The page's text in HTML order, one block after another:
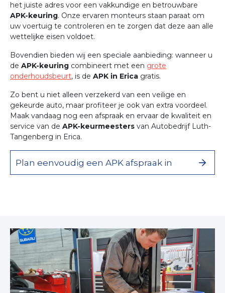
het juiste adres voor een vakkundige en betrouwbare
APK-keuring. Onze ervaren monteurs staan paraat om
uw voertuig te controleren en te zorgen dat deze aan alle
wettelijke eisen voldoet.
Bovendien bieden wij een speciale aanbieding: wanneer u
de APK-keuring combineert met een grote
onderhoudsbeurt, is de APK in Erica gratis.
Zo bent u niet alleen verzekerd van een veilige en
gekeurde auto, maar profiteer je ook van extra voordeel.
Maak vandaag nog een afspraak en ervaar de kwaliteit en
service van de APK-keurmeesters van Autobedrijf Luth-
Tangenberg in Erica.
Plan eenvoudig een APK afspraak in